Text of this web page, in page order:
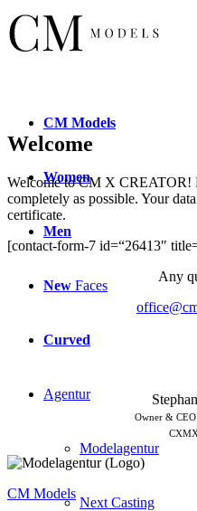
CM Models
Women
Men
New Faces
Curved
Agentur
Modelagentur
Next Casting
Welcome
Welcome to CM X CREATOR!
completely as possible. Your
certificate.
[contact-form-7 id=“26413″
Any
Owner &
CM Models